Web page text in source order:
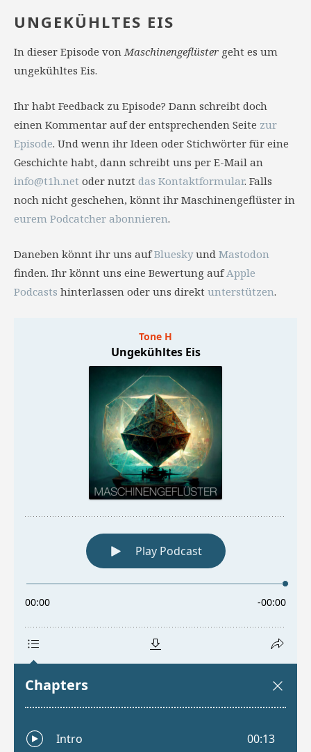
UNGEKÜHLTES EIS
In dieser Episode vonMaschinengeflüster geht es um
ungekühltes Eis.
Ihr habt Feedback zu Episode? Dann schreibt doch
einen Kommentar auf der entsprechenden Seite zur
Episode. Und wenn ihr Ideen oder Stichwörter für eine
Geschichte habt, dann schreibt uns per E-Mail an
info@t1h.net oder nutzt das Kontaktformular. Falls
noch nicht geschehen, könnt ihr Maschinengeflüster in
eurem Podcatcher abonnieren.
Daneben könnt ihr uns aufBlueskyund Mastodon
finden. Ihr könnt uns eine Bewertung aufApple
Podcasts hinterlassen oder uns direkt unterstützen.